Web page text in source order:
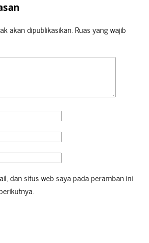
akan dipublikasikan.Ruas yang wajib
dan situs web saya pada peramban ini